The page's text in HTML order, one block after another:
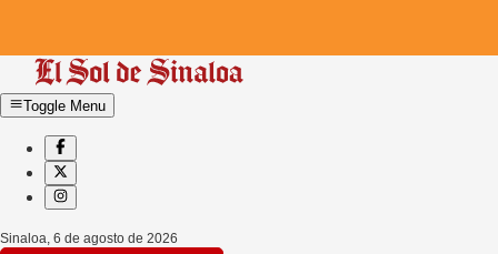
Toggle Menu
Sinaloa, 6 de agosto de 2026